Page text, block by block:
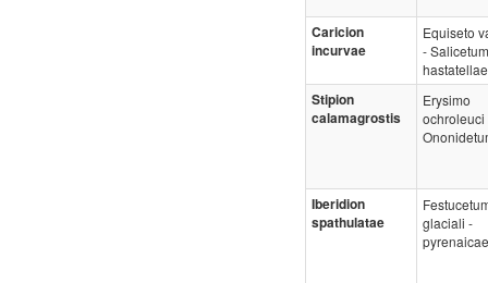
Caricion
incurvae
Equiseto
- Salicetum
hastatellae
Stipion
calamagrostis
Erysimo
ochroleuci
Iberidion
spathulatae
glaciali -
pyrenaicae